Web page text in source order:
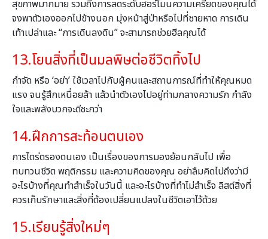
สุขภาพมากมาย รวมถึงการลดระดับฮอร์โมนความเครียดของคุณได้
จงพาตัวเองออกไปข้างนอก มุ่งหน้าสู่ป่าหรือไปที่ชายหาด การเดิน
เท้าเปล่าและ “การเดินลงดิน” จะสามารถช่วยฮีลคุณได้
13.โยนสิ่งที่เป็นมลพิษต่อชีวิตทิ้งไป
กำจัด หรือ ‘อย่า’ ใช้เวลาไปกับผู้คนและสถานการณ์ที่ทำให้คุณหมด
แรง จนรู้สึกเหนื่อยล้า แล้วนำตัวเองไปอยู่ท่ามกลางความรัก กำลัง
ใจและพลังบวกจะดีซะกว่า
14.ฝึกการสะท้อนตนเอง
การไตร่ตรองตนเอง เป็นเรื่องของการมองย้อนกลับไป เพื่อ
ทบทวนชีวิต พฤติกรรม และความคิดของคุณ อย่าลืมคิดไปถึงว่ามี
อะไรบ้างที่คุณทำสำเร็จในวันนี้ และอะไรบ้างที่ทำไม่สำเร็จ ลิสต์สิ่งที่
ควรเก็บรักษาและสิ่งที่ต้องเปลี่ยนแปลงในชีวิตเอาไว้ด้วย
15.เรียนรู้สิ่งใหม่ๆ